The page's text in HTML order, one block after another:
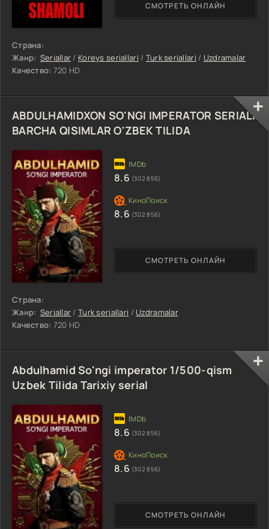
Страна:
Жанр: Seriallar / Koreys seriallari / Turk seriallari / Uzdramalar
Качество: 720 HD
СМОТРЕТЬ ОНЛАЙН
ABDULHAMIDXON SO'NGI IMPERATOR SERIALI
BARCHA QISIMLAR O'ZBEK TILIDA
Страна:
Жанр: Seriallar /Turk seriallari / Uzdramalar
Качество: 720 HD
СМОТРЕТЬ ОНЛАЙН
8.6 (302 856)
8.6 (302 856)
Abdulhamid So'ngi imperator 1/500-qism
Uzbek Tilida Tarixiy serial
СМОТРЕТЬ ОНЛАЙН
8.6 (302 856)
8.6 (302 856)